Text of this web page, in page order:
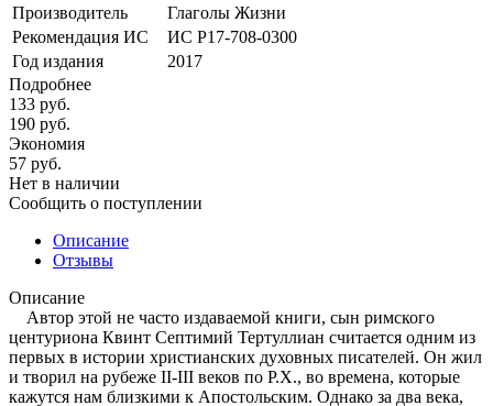
Производитель
Глаголы Жизни
Рекомендация ИС
ИС Р17-708-0300
Год издания
2017
Подробнее
133 руб.
190 руб.
Экономия
57 руб.
Нет в наличии
Сообщить о поступлении
Описание
Отзывы
Описание
Автор этой не часто издаваемой книги, сын римского
центуриона Квинт Септимий Тертуллиан считается одним из
первых в истории христианских духовных писателей. Он жил
и творил на рубеже II-III веков по Р.Х., во времена, которые
кажутся нам близкими к Апостольским. Однако за два века,